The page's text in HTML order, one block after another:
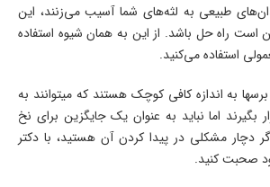
طبیعی به لثه‌های شما آسیب می‌زنند، این
است راه حل باشد. از این به همان شیوه استفاده
استفاده می‌کنید.
به اندازه کافی کوچک هستند که میتوانند به
اما نباید به عنوان یک جایگزین برای نخ
دچار مشکلی در پیدا کردن آن هستید، با دکتر
صحبت کنید.